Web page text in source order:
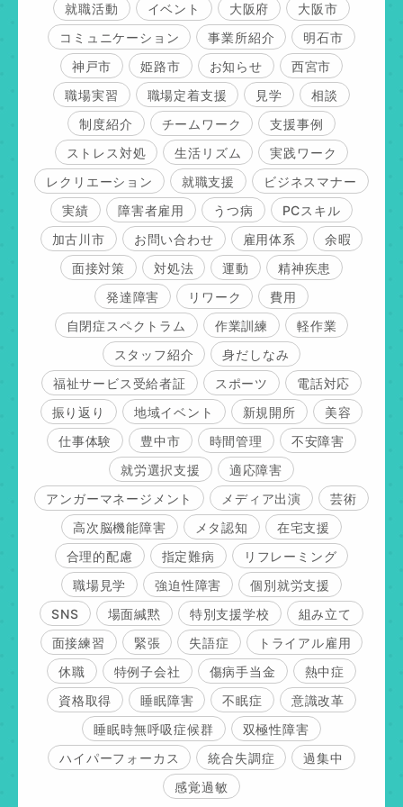
就職活動 イベント 大阪府
大阪市
コミュニケーション
事業所紹介
明石市
神戸市
姫路市 お知らせ
西宮市
職場実習
職場定着支援 見学
相談
制度紹介
チームワーク
支援事例
ストレス対処
生活リズム
実践ワーク
レクリエーション
就職支援
ビジネスマナー
実績
障害者雇用 うつ病
PCスキル
加古川市
お問い合わせ 雇用体系
余暇
面接対策
対処法 運動
精神疾患
発達障害
リワーク
費用
自閉症スペクトラム
作業訓練
軽作業
スタッフ紹介
身だしなみ
福祉サービス受給者証
スポーツ
電話対応
振り返り
地域イベント 新規開所
美容
仕事体験
豊中市 時間管理
不安障害
就労選択支援
適応障害
アンガーマネージメント
メディア出演
芸術
高次脳機能障害
メタ認知
在宅支援
合理的配慮
指定難病
リフレーミング
職場見学
強迫性障害
個別就労支援
SNS
場面緘黙 特別支援学校
組み立て
面接練習
緊張 失語症
トライアル雇用
休職
特例子会社 傷病手当金
熱中症
資格取得
睡眠障害 不眠症
意識改革
睡眠時無呼吸症候群
双極性障害
ハイパーフォーカス
統合失調症
過集中
感覚過敏